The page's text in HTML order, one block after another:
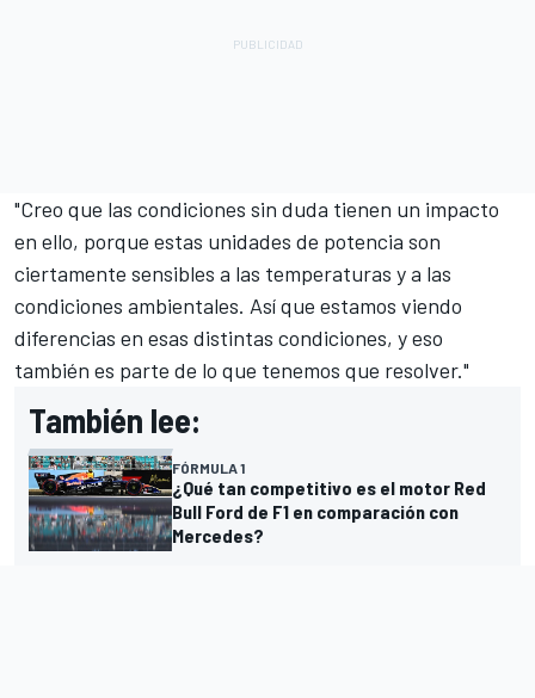
"Creo que las condiciones sin duda tienen un impacto
en ello, porque estas unidades de potencia son
ciertamente sensibles a las temperaturas y a las
condiciones ambientales. Así que estamos viendo
diferencias en esas distintas condiciones, y eso
también es parte de lo que tenemos que resolver."
También lee:
FÓRMULA 1
¿Qué tan competitivo es el motor Red
Bull Ford de F1 en comparación con
Mercedes?